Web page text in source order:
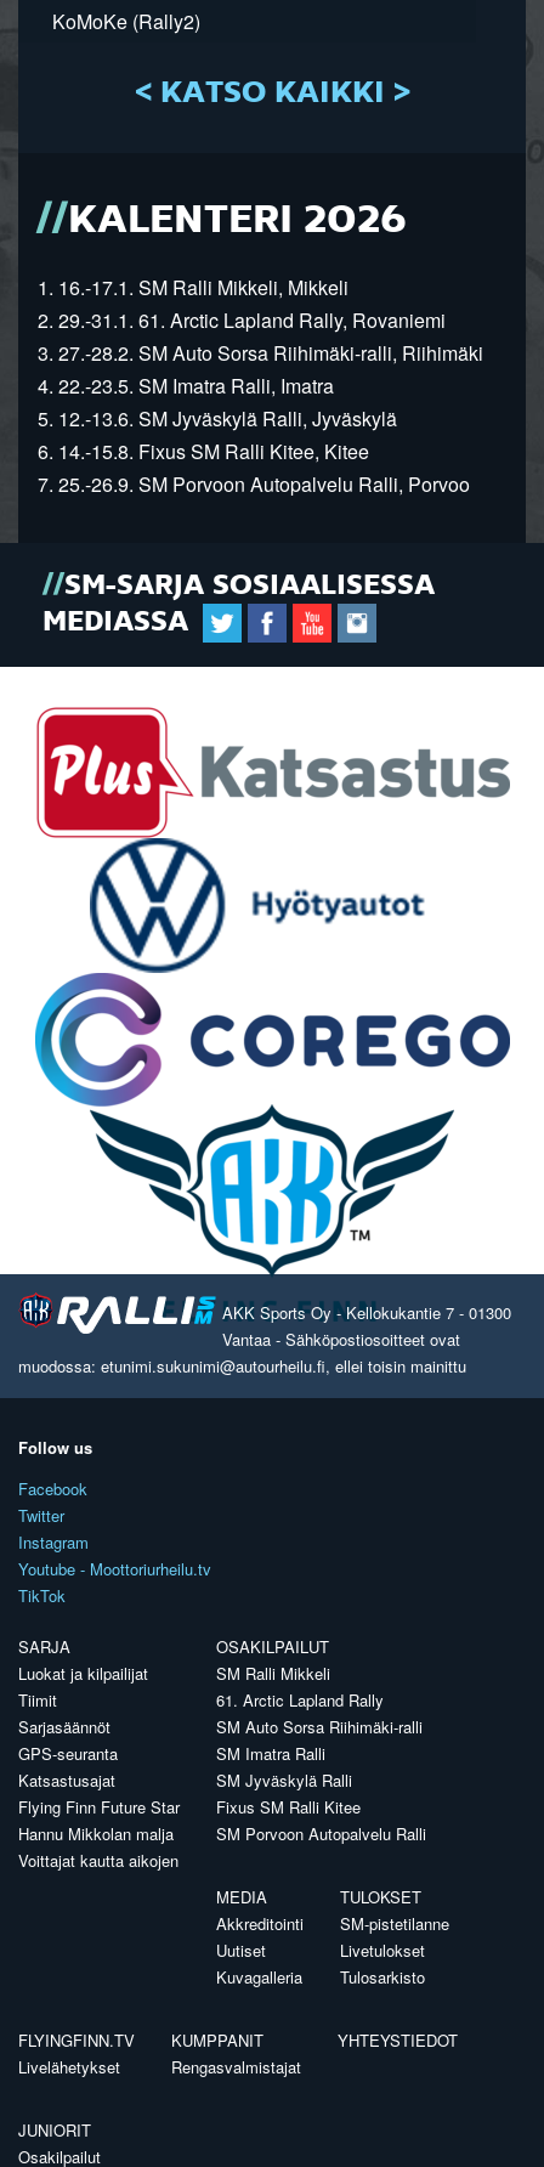
KoMoKe (Rally2)
< KATSO KAIKKI >
KALENTERI 2026
1. 16.-17.1. SM Ralli Mikkeli, Mikkeli
2. 29.-31.1. 61. Arctic Lapland Rally, Rovaniemi
3. 27.-28.2. SM Auto Sorsa Riihimäki-ralli, Riihimäki
4. 22.-23.5. SM Imatra Ralli, Imatra
5. 12.-13.6. SM Jyväskylä Ralli, Jyväskylä
6. 14.-15.8. Fixus SM Ralli Kitee, Kitee
7. 25.-26.9. SM Porvoon Autopalvelu Ralli, Porvoo
SM-SARJA SOSIAALISESSA
MEDIASSA
AKK Sports Oy - Kellokukantie 7 - 01300
Vantaa - Sähköpostiosoitteet ovat
muodossa: etunimi.sukunimi@autourheilu.fi, ellei toisin mainittu
Follow us
Facebook
Twitter
Instagram
Youtube - Moottoriurheilu.tv
TikTok
SARJA
Luokat ja kilpailijat
Tiimit
Sarjasäännöt
GPS-seuranta
Katsastusajat
Flying Finn Future Star
Hannu Mikkolan malja
Voittajat kautta aikojen
OSAKILPAILUT
SM Ralli Mikkeli
61. Arctic Lapland Rally
SM Auto Sorsa Riihimäki-ralli
SM Imatra Ralli
SM Jyväskylä Ralli
Fixus SM Ralli Kitee
SM Porvoon Autopalvelu Ralli
MEDIA
Akkreditointi
Uutiset
Kuvagalleria
TULOKSET
SM-pistetilanne
Livetulokset
Tulosarkisto
FLYINGFINN.TV
Livelähetykset
KUMPPANIT
Rengasvalmistajat
YHTEYSTIEDOT
JUNIORIT
Osakilpailut